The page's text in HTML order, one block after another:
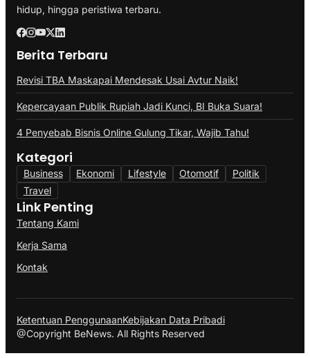
hidup, hingga peristiwa terbaru.
Berita Terbaru
Revisi TBA Maskapai Mendesak Usai Avtur Naik!
Kepercayaan Publik Rupiah Jadi Kunci, BI Buka Suara!
4 Penyebab Bisnis Online Gulung Tikar, Wajib Tahu!
Kategori
Business Ekonomi Lifestyle Otomotif
Politik
Travel
Link Penting
Tentang Kami
Kerja Sama
Kontak
Ketentuan PenggunaanKebijakan Data Pribadi
@Copyright BeNews. All Rights Reserved